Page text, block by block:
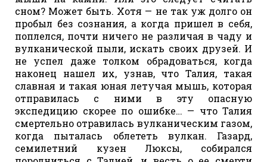
сном? Может быть. Хотя — не так уж долго он
пробыл без сознания, а когда пришел в себя,
поплелся, почти ничего не различая в чаду и
вулканической пыли, искать своих друзей. И
не успел даже толком обрадоваться, когда
наконец нашел их, узнав, что Талия, такая
славная и такая юная летучая мышь, которая
отправилась с ними в эту опасную
экспедицию скорее по ошибке… — что Талия
смертельно отравилась вулканическим газом,
когда пыталась облететь вулкан. Газард,
семилетний кузен Люксы, собирался